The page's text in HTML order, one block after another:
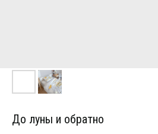
До луны и обратно